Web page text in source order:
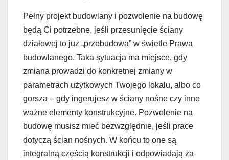
Pełny projekt budowlany i pozwolenie na budowę
będą Ci potrzebne, jeśli przesunięcie ściany
działowej to już „przebudowa” w świetle Prawa
budowlanego. Taka sytuacja ma miejsce, gdy
zmiana prowadzi do konkretnej zmiany w
parametrach użytkowych Twojego lokalu, albo co
gorsza – gdy ingerujesz w ściany nośne czy inne
ważne elementy konstrukcyjne. Pozwolenie na
budowę musisz mieć bezwzględnie, jeśli prace
dotyczą ścian nośnych. W końcu to one są
integralną częścią konstrukcji i odpowiadają za